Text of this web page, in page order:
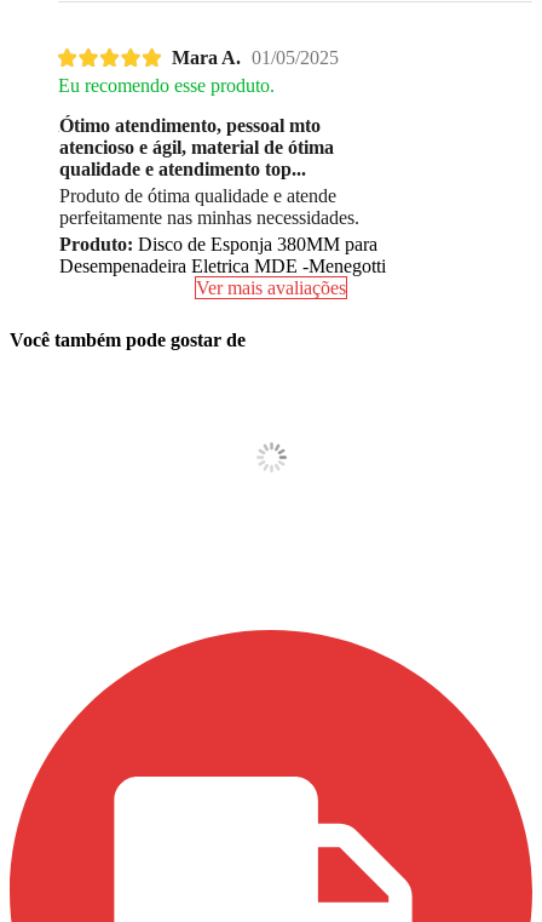
Mara A. 01/05/2025
Eu recomendo esse produto.
Ótimo atendimento, pessoal mto
atencioso e ágil, material de ótima
qualidade e atendimento top...
Produto de ótima qualidade e atende
perfeitamente nas minhas necessidades.
Produto: Disco de Esponja 380MM para
Desempenadeira Eletrica MDE -Menegotti
Ver mais avaliações
Você também pode gostar de